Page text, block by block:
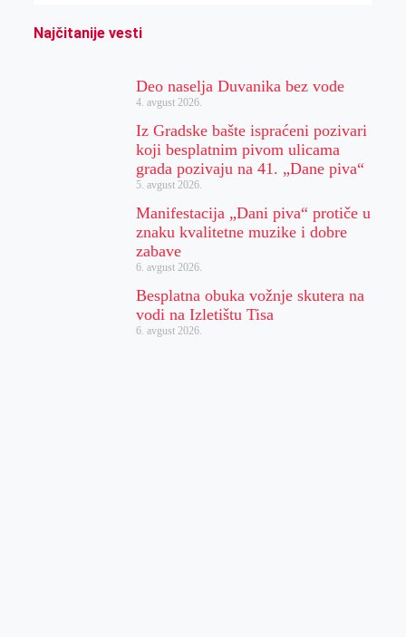
Najčitanije vesti
Deo naselja Duvanika bez vode
4. avgust 2026.
Iz Gradske bašte ispraćeni pozivari
koji besplatnim pivom ulicama
grada pozivaju na 41. „Dane piva“
5. avgust 2026.
Manifestacija „Dani piva“ protiče u
znaku kvalitetne muzike i dobre
zabave
6. avgust 2026.
Besplatna obuka vožnje skutera na
vodi na Izletištu Tisa
6. avgust 2026.